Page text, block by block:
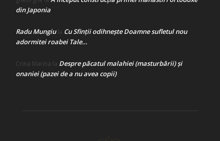
din Japonia
Radu Mungiula Cu Sfinții odihnește Doamne sufletul nou
adormitei roabei Tale…
Crina Marina la Despre păcatul malahiei (masturbării) şi
onaniei (pazei de a nu avea copii)